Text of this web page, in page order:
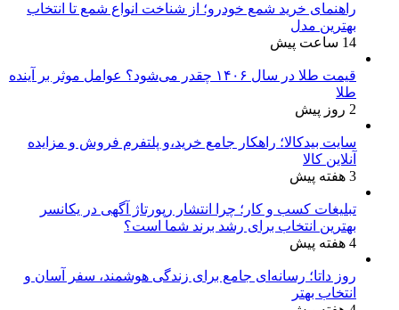
راهنمای خرید شمع خودرو؛ از شناخت انواع شمع تا انتخاب
بهترین مدل
14 ساعت پیش
قیمت طلا در سال ۱۴۰۶ چقدر می‌شود؟ عوامل موثر بر آینده
طلا
2 روز پیش
سایت بیدکالا؛ راهکار جامع خرید،و پلتفرم فروش و مزایده
آنلاین کالا
3 هفته پیش
تبلیغات کسب و کار؛ چرا انتشار رپورتاژ آگهی در یکانسر
بهترین انتخاب برای رشد برند شما است؟
4 هفته پیش
روز داتا؛ رسانه‌ای جامع برای زندگی هوشمند، سفر آسان و
انتخاب بهتر